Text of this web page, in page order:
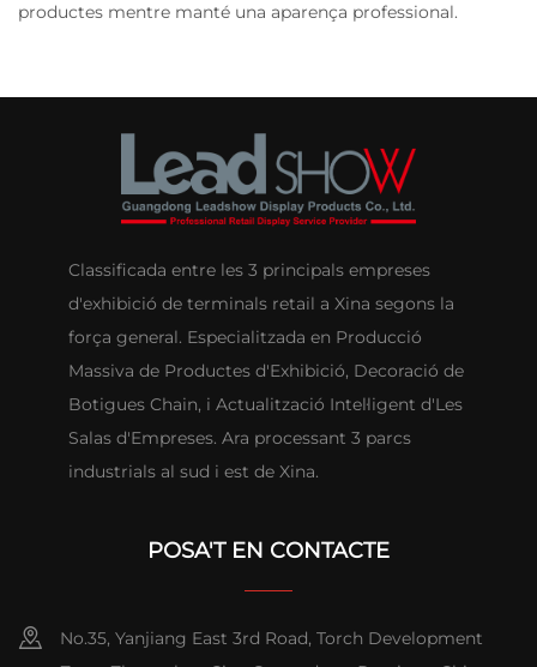
productes mentre manté una aparença professional.
Classificada entre les 3 principals empreses
d'exhibició de terminals retail a Xina segons la
força general. Especialitzada en Producció
Massiva de Productes d'Exhibició, Decoració de
Botigues Chain, i Actualització Intel·ligent d'Les
Salas d'Empreses. Ara processant 3 parcs
industrials al sud i est de Xina.
POSA'T EN CONTACTE
No.35, Yanjiang East 3rd Road, Torch Development